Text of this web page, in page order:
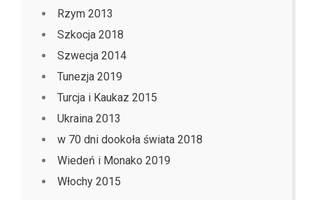
Rzym 2013
Szkocja 2018
Szwecja 2014
Tunezja 2019
Turcja i Kaukaz 2015
Ukraina 2013
w 70 dni dookoła świata 2018
Wiedeń i Monako 2019
Włochy 2015